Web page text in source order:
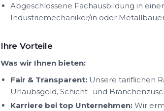
Abgeschlossene Fachausbildung in
Industriemechaniker/in oder
Ihre Vorteile
Was wir Ihnen bieten:
Fair & Transparent: Unsere tariflichen
Urlaubsgeld, Schicht- und
Karriere bei top Unternehmen: Wir